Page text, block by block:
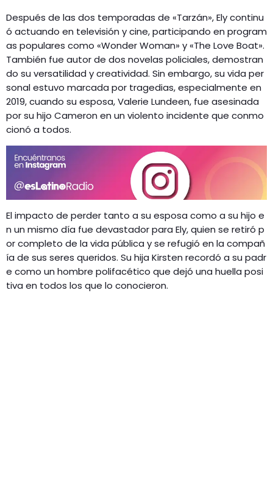
Después de las dos temporadas de «Tarzán», Ely continu
ó actuando en televisión y cine, participando en program
as populares como «Wonder Woman» y «The Love Boat».
También fue autor de dos novelas policiales, demostran
do su versatilidad y creatividad. Sin embargo, su vida per
sonal estuvo marcada por tragedias, especialmente en
2019, cuando su esposa, Valerie Lundeen, fue asesinada
por su hijo Cameron en un violento incidente que conmo
cionó a todos.
El impacto de perder tanto a su esposa como a su hijo e
n un mismo día fue devastador para Ely, quien se retiró p
or completo de la vida pública y se refugió en la compañ
ía de sus seres queridos. Su hija Kirsten recordó a su padr
e como un hombre polifacético que dejó una huella posi
tiva en todos los que lo conocieron.